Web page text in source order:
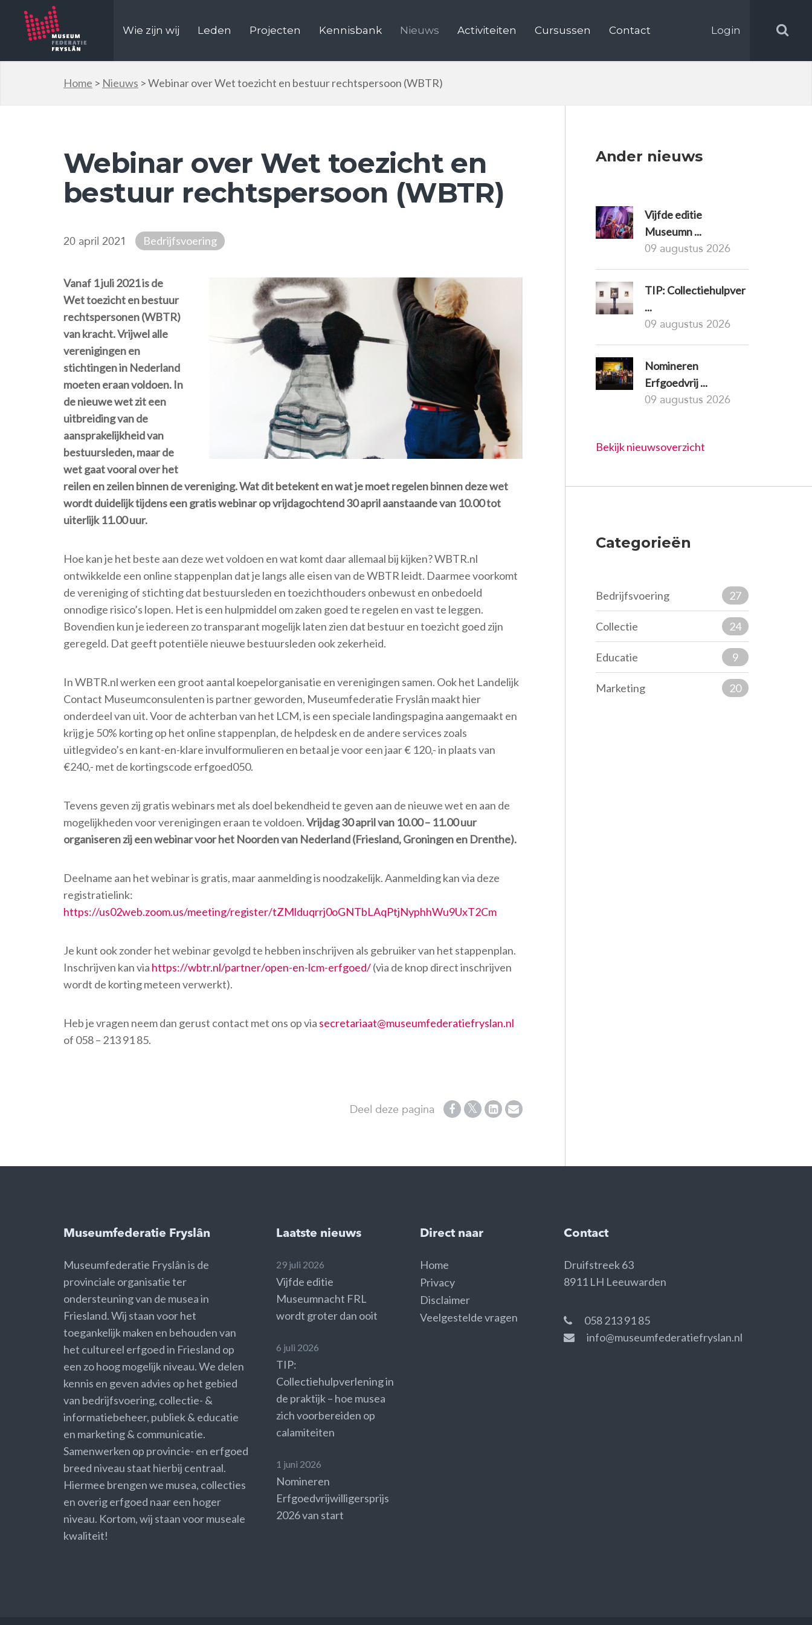
Wie zijn wij Leden Projecten Kennisbank Nieuws Activiteiten Cursussen Contact Login
Home > Nieuws >Webinar over Wet toezicht en bestuur rechtspersoon (WBTR)
Webinar over Wet toezicht en
bestuur rechtspersoon (WBTR)
20 april 2021 Bedrijfsvoering
Vanaf 1 juli 2021 is de
Wet toezicht en bestuur
rechtspersonen (WBTR)
van kracht. Vrijwel alle
verenigingen en
stichtingen in Nederland
moeten eraan voldoen. In
de nieuwe wet zit een
uitbreiding van de
aansprakelijkheid van
bestuursleden, maar de
wet gaat vooral over het
reilen en zeilen binnen de vereniging. Wat dit betekent en wat je moet regelen binnen deze wet
wordt duidelijk tijdens een gratis webinar op vrijdagochtend 30 april aanstaande van 10.00 tot
uiterlijk 11.00 uur.
Hoe kan je het beste aan deze wet voldoen en wat komt daar allemaal bij kijken? WBTR.nl
ontwikkelde een online stappenplan dat je langs alle eisen van de WBTR leidt. Daarmee voorkomt
de vereniging of stichting dat bestuursleden en toezichthouders onbewust en onbedoeld
onnodige risico’s lopen. Het is een hulpmiddel om zaken goed te regelen en vast te leggen.
Bovendien kun je iedereen zo transparant mogelijk laten zien dat bestuur en toezicht goed zijn
geregeld. Dat geeft potentiële nieuwe bestuursleden ook zekerheid.
In WBTR.nl werken een groot aantal koepelorganisatie en verenigingen samen. Ook het Landelijk
Contact Museumconsulenten is partner geworden, Museumfederatie Fryslân maakt hier
onderdeel van uit. Voor de achterban van het LCM, is een speciale landingspagina aangemaakt en
krijg je 50% korting op het online stappenplan, de helpdesk en de andere services zoals
uitlegvideo’s en kant-en-klare invulformulieren en betaal je voor een jaar € 120,- in plaats van
€240,- met de kortingscode erfgoed050.
Tevens geven zij gratis webinars met als doel bekendheid te geven aan de nieuwe wet en aan de
mogelijkheden voor verenigingen eraan te voldoen.Vrijdag 30 april van 10.00 – 11.00 uur
organiseren zij een webinar voor het Noorden van Nederland (Friesland, Groningen en Drenthe).
Deelname aan het webinar is gratis, maar aanmelding is noodzakelijk. Aanmelding kan via deze
registratielink:
https://us02web.zoom.us/meeting/register/tZMlduqrrj0oGNTbLAqPtjNyphhWu9UxT2Cm
Je kunt ook zonder het webinar gevolgd te hebben inschrijven als gebruiker van het stappenplan.
Inschrijven kan via https://wbtr.nl/partner/open-en-lcm-erfgoed/(via de knop direct inschrijven
wordt de korting meteen verwerkt).
Heb je vragen neem dan gerust contact met ons op via secretariaat@museumfederatiefryslan.nl
of 058 – 213 91 85.
Deel deze pagina
Ander nieuws
Vijfde editie
Museumn ...
09 augustus 2026
TIP: Collectiehulpver
...
09 augustus 2026
Nomineren
Erfgoedvrij ...
09 augustus 2026
Bekijk nieuwsoverzicht
Categorieën
Bedrijfsvoering 27
Collectie 24
Educatie 9
Marketing 20
Museumfederatie Fryslân
Museumfederatie Fryslân is de
provinciale organisatie ter
ondersteuning van de musea in
Friesland. Wij staan voor het
toegankelijk maken en behouden van
het cultureel erfgoed in Friesland op
een zo hoog mogelijk niveau. We delen
kennis en geven advies op het gebied
van bedrijfsvoering, collectie- &
informatiebeheer, publiek & educatie
en marketing & communicatie.
Samenwerken op provincie- en erfgoed
breed niveau staat hierbij centraal.
Hiermee brengen we musea, collecties
en overig erfgoed naar een hoger
niveau. Kortom, wij staan voor museale
kwaliteit!
Laatste nieuws
29 juli 2026
Vijfde editie
Museumnacht FRL
wordt groter dan ooit
6 juli 2026
TIP:
Collectiehulpverlening in
de praktijk – hoe musea
zich voorbereiden op
calamiteiten
1 juni 2026
Nomineren
Erfgoedvrijwilligersprijs
2026 van start
Direct naar
Home
Privacy
Disclaimer
Veelgestelde vragen
Contact
Druifstreek 63
8911 LH Leeuwarden
058 213 91 85
info@museumfederatiefryslan.nl